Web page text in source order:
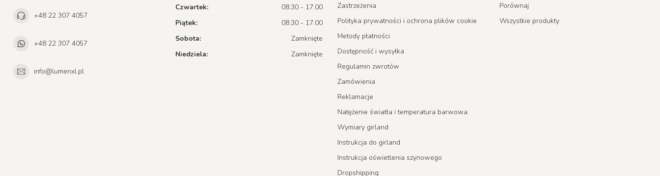
+48 22 307 4057
+48 22 307 4057
info@lumenxl.pl
Czwartek:
08.30 - 17.00
Piątek:
08.30 - 17.00
Sobota:
Zamknięte
Niedziela:
Zamknięte
Zastrzeżenia
Polityka prywatności i ochrona plików cookie
Metody płatności
Dostępność i wysyłka
Regulamin zwrotów
Zamówienia
Reklamacje
Natężenie światła i temperatura barwowa
Wymiary girland
Instrukcja do girland
Instrukcja oświetlenia szynowego
Dropshipping
Porównaj
Wszystkie produkty